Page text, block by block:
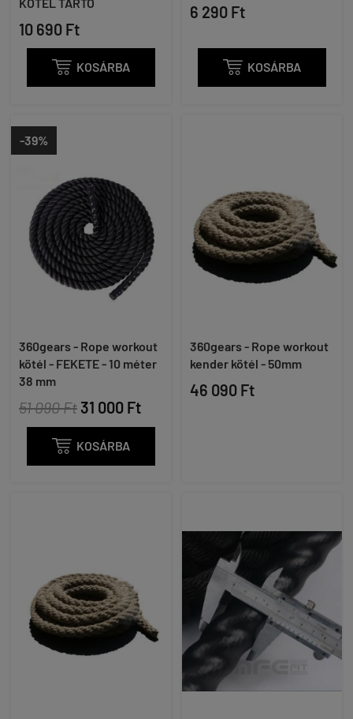
10 690 Ft
 KOSÁRBA
6 290 Ft
 KOSÁRBA
-39%
360gears - Rope workout
kötél - FEKETE - 10 méter
38 mm
51 090 Ft 31 000 Ft
 KOSÁRBA
360gears - Rope workout
kender kötél - 50mm
46 090 Ft